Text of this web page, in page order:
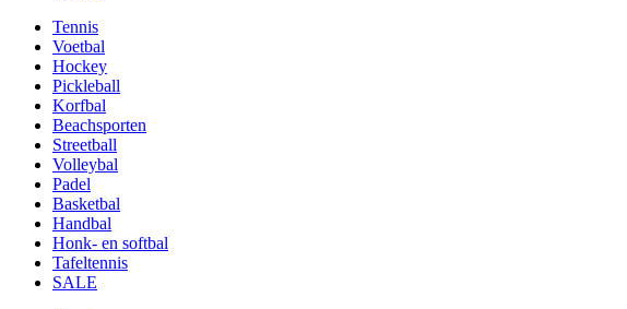
Tennis
Voetbal
Hockey
Pickleball
Korfbal
Beachsporten
Streetball
Volleybal
Padel
Basketbal
Handbal
Honk- en softbal
Tafeltennis
SALE